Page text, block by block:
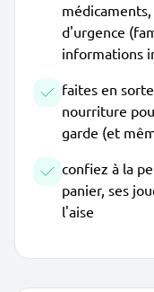
d'urgence
informations
faites en
nourriture
garde (et
confiez à la
panier, ses
l'aise